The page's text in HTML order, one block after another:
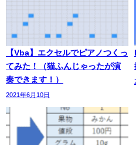
【Vba】エクセルでピアノつくっ
てみた！（猫ふんじゃったが演
奏できます！）
2021年6月10日